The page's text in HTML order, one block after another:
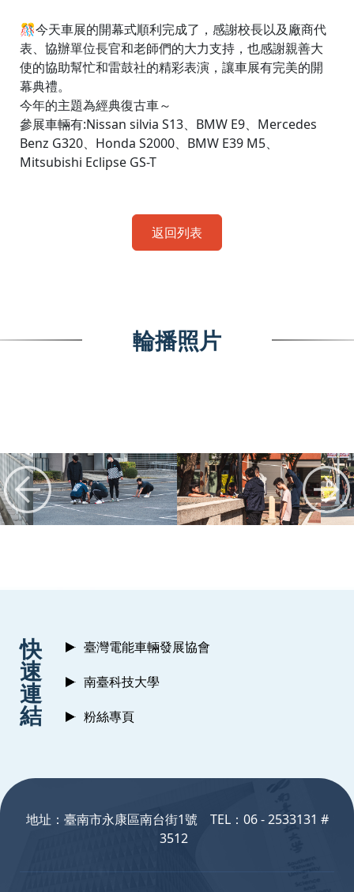
🎊今天車展的開幕式順利完成了，感謝校長以及廠商代
表、協辦單位長官和老師們的大力支持，也感謝親善大
使的協助幫忙和雷鼓社的精彩表演，讓車展有完美的開
幕典禮。
今年的主題為經典復古車～
參展車輛有:Nissan silvia S13、BMW E9、Mercedes
Benz G320、Honda S2000、BMW E39 M5、
Mitsubishi Eclipse GS-T
返回列表
輪播照片
快
速
連
結
臺灣電能車輛發展協會
南臺科技大學
粉絲專頁
地址：臺南市永康區南台街1號 TEL：06 - 2533131 #
3512